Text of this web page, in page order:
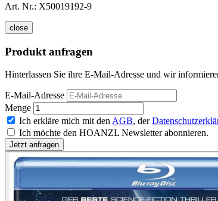
Art. Nr.: X50019192-9
close
Produkt anfragen
Hinterlassen Sie ihre E-Mail-Adresse und wir
E-Mail-Adresse
Menge
Ich erkläre mich mit den AGB, der
Ich möchte den HOANZL Newsletter abonnieren.